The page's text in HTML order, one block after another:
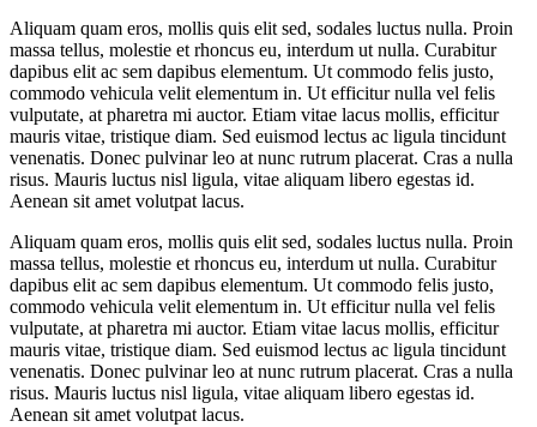
Aliquam quam eros, mollis quis elit sed, sodales luctus nulla. Proin
massa tellus, molestie et rhoncus eu, interdum ut nulla. Curabitur
dapibus elit ac sem dapibus elementum. Ut commodo felis justo,
commodo vehicula velit elementum in. Ut efficitur nulla vel felis
vulputate, at pharetra mi auctor. Etiam vitae lacus mollis, efficitur
mauris vitae, tristique diam. Sed euismod lectus ac ligula tincidunt
venenatis. Donec pulvinar leo at nunc rutrum placerat. Cras a nulla
risus. Mauris luctus nisl ligula, vitae aliquam libero egestas id.
Aenean sit amet volutpat lacus.
Aliquam quam eros, mollis quis elit sed, sodales luctus nulla. Proin
massa tellus, molestie et rhoncus eu, interdum ut nulla. Curabitur
dapibus elit ac sem dapibus elementum. Ut commodo felis justo,
commodo vehicula velit elementum in. Ut efficitur nulla vel felis
vulputate, at pharetra mi auctor. Etiam vitae lacus mollis, efficitur
mauris vitae, tristique diam. Sed euismod lectus ac ligula tincidunt
venenatis. Donec pulvinar leo at nunc rutrum placerat. Cras a nulla
risus. Mauris luctus nisl ligula, vitae aliquam libero egestas id.
Aenean sit amet volutpat lacus.